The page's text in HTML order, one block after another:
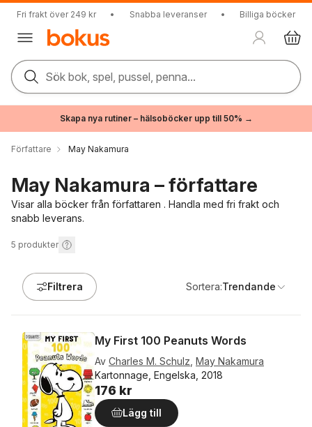
Fri frakt över 249 kr • Snabba leveranser • Billiga böcker
Sök bok, spel, pussel, penna...
Skapa nya rutiner – hälsoböcker upp till 50% →
Författare May Nakamura
May Nakamura – författare
Visar alla böcker från författaren . Handla med fri frakt och
snabb leverans.
5 produkter
Filtrera Sortera:Trendande
My First 100 Peanuts Words
Av Charles M. Schulz May Nakamura
Kartonnage, Engelska, 2018
176 kr
Lägg till